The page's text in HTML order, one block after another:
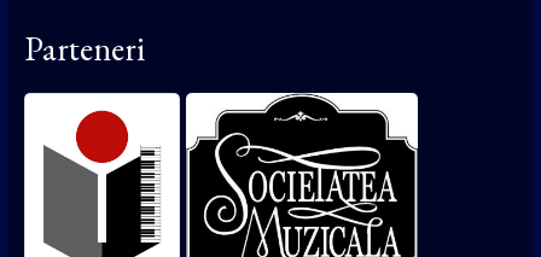
Parteneri